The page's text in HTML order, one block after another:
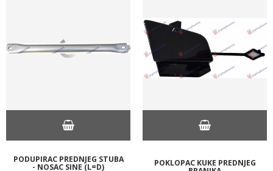
PODUPIRAC PREDNJEG STUBA
- NOSAC SINE (L=D) POKLOPAC KUKE PREDNJEG